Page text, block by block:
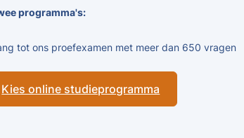
programma's:
tot ons proefexamen met meer dan 650 vragen
Kies online studieprogramma